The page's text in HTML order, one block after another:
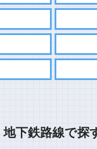
地下鉄路線で探